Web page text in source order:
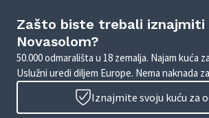
Zašto biste trebali iznajmiti
Novasolom?
50.000 odmarališta u 18 zemalja. Najam kuća
Uslužni uredi diljem Europe. Nema naknada
Iznajmite svoju kuću za